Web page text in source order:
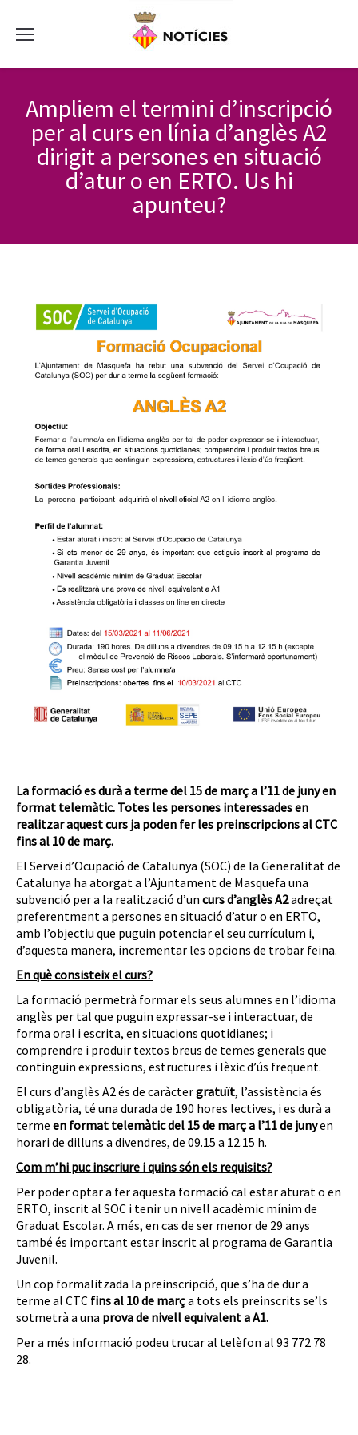
Ampliem el termini d’inscripció
per al curs en línia d’anglès A2
dirigit a persones en situació
d’atur o en ERTO. Us hi
apunteu?
La formació es durà a terme del 15 de març a l’11 de juny en
format telemàtic. Totes les persones interessades en
realitzar aquest curs ja poden fer les preinscripcions al CTC
fins al 10 de març.
El Servei d’Ocupació de Catalunya (SOC) de la Generalitat de
Catalunya ha atorgat a l’Ajuntament de Masquefa una
subvenció per a la realització d’un curs d’anglès A2adreçat
preferentment a persones en situació d’atur o en ERTO,
amb l’objectiu que puguin potenciar el seu currículum i,
d’aquesta manera, incrementar les opcions de trobar feina.
En què consisteix el curs?
La formació permetrà formar els seus alumnes en l’idioma
anglès per tal que puguin expressar-se i interactuar, de
forma oral i escrita, en situacions quotidianes; i
comprendre i produir textos breus de temes generals que
continguin expressions, estructures i lèxic d’ús freqüent.
El curs d’anglès A2 és de caràctergratuït, l’assistència és
obligatòria, té una durada de 190 hores lectives, i es durà a
terme en format telemàticdel 15 de març a l’11 de junyen
horari de dilluns a divendres, de 09.15 a 12.15 h.
Com m’hi puc inscriure i quins són els requisits?
Per poder optar a fer aquesta formació cal estar aturat o en
ERTO, inscrit al SOC i tenir un nivell acadèmic mínim de
Graduat Escolar. A més, en cas de ser menor de 29 anys
també és important estar inscrit al programa de Garantia
Juvenil.
Un cop formalitzada la preinscripció, que s’ha de dur a
terme al CTC fins al 10 de marça tots els preinscrits se’ls
sotmetrà a una prova de nivell equivalent a A1.
Per a més informació podeu trucar al telèfon al 93 772 78
28.